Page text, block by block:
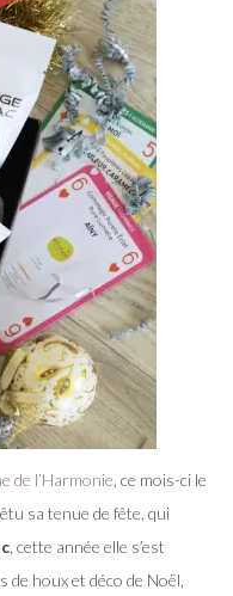
de l’Harmonie , ce mois-ci le
sa tenue de fête, qui
, cette année elle s’est
houx et déco de Noël,